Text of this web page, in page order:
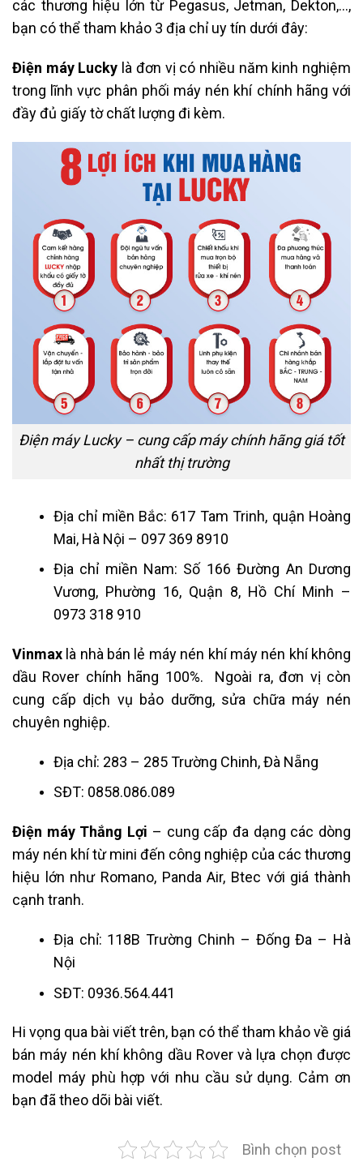
các thương hiệu lớn từ Pegasus, Jetman, Dekton,…,
bạn có thể tham khảo 3 địa chỉ uy tín dưới đây:
Điện máy Lucky là đơn vị có nhiều năm kinh nghiệm
trong lĩnh vực phân phối máy nén khí chính hãng với
đầy đủ giấy tờ chất lượng đi kèm.
Điện máy Lucky – cung cấp máy chính hãng giá tốt
nhất thị trường
Địa chỉ miền Bắc: 617 Tam Trinh, quận Hoàng
Mai, Hà Nội – 097 369 8910
Địa chỉ miền Nam: Số 166 Đường An Dương
Vương, Phường 16, Quận 8, Hồ Chí Minh –
0973 318 910
Vinmax là nhà bán lẻ máy nén khí máy nén khí không
dầu Rover chính hãng 100%. Ngoài ra, đơn vị còn
cung cấp dịch vụ bảo dưỡng, sửa chữa máy nén
chuyên nghiệp.
Địa chỉ: 283 – 285 Trường Chinh, Đà Nẵng
SĐT: 0858.086.089
Điện máy Thắng Lợi – cung cấp đa dạng các dòng
máy nén khí từ mini đến công nghiệp của các thương
hiệu lớn như Romano, Panda Air, Btec với giá thành
cạnh tranh.
Địa chỉ: 118B Trường Chinh – Đống Đa – Hà
Nội
SĐT: 0936.564.441
Hi vọng qua bài viết trên, bạn có thể tham khảo về giá
bán máy nén khí không dầu Rover và lựa chọn được
model máy phù hợp với nhu cầu sử dụng. Cảm ơn
bạn đã theo dõi bài viết.
Bình chọn post